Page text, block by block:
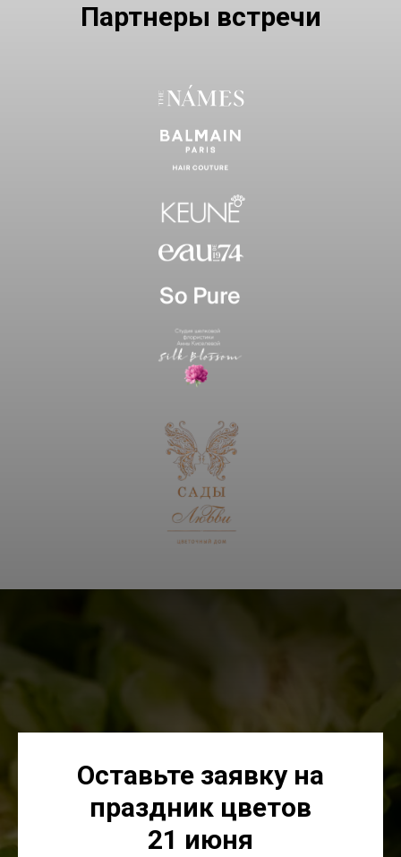
Партнеры встречи
Оставьте заявку на
праздник цветов
21 июня